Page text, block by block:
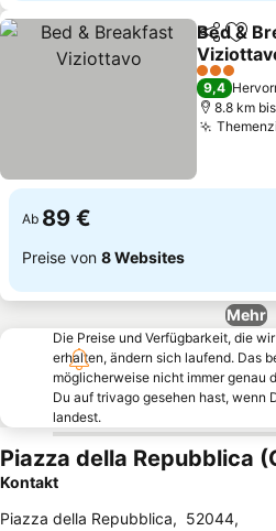
TeilenZu
Bed &
Preise
3 Sterne
9,4
8.8 km
Ab 89 €
Preise von 8 Websites
Mehr
Die Preise und Verfügbarkeit, die
erhalten, ändern sich laufend. Das
möglicherweise nicht immer genau
Du auf trivago gesehen hast, wenn
landest.
Piazza della Repubblica
Kontakt
Piazza della Repubblica, 52044,